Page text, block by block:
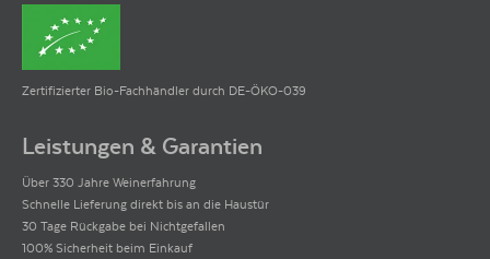
Zertifizierter Bio-Fachhändler durch DE-ÖKO-039
Leistungen & Garantien
Über 330 Jahre Weinerfahrung
Schnelle Lieferung direkt bis an die Haustür
30 Tage Rückgabe bei Nichtgefallen
100% Sicherheit beim Einkauf